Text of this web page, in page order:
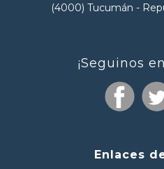
(4000) Tucumán -
¡Seguinos
Enlaces